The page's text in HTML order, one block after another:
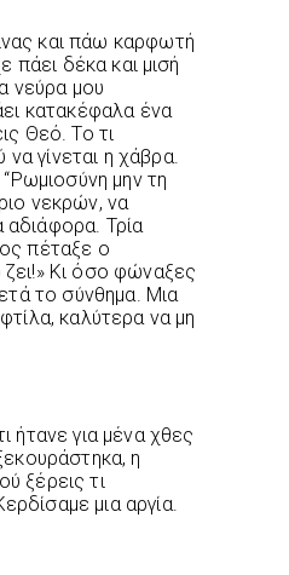
και πάω καρφωτή
πάει δέκα και μισή
νεύρα μου
κατακέφαλα ένα
Θεό. Το τι
γίνεται η χάβρα.
μην τη
νεκρών, να
Τρία
πέταξε ο
ζει!» Κι όσο φώναξες
το σύνθημα. Μια
καλύτερα να μη
ήτανε για μένα χθες
η
ξέρεις τι
μια αργία.